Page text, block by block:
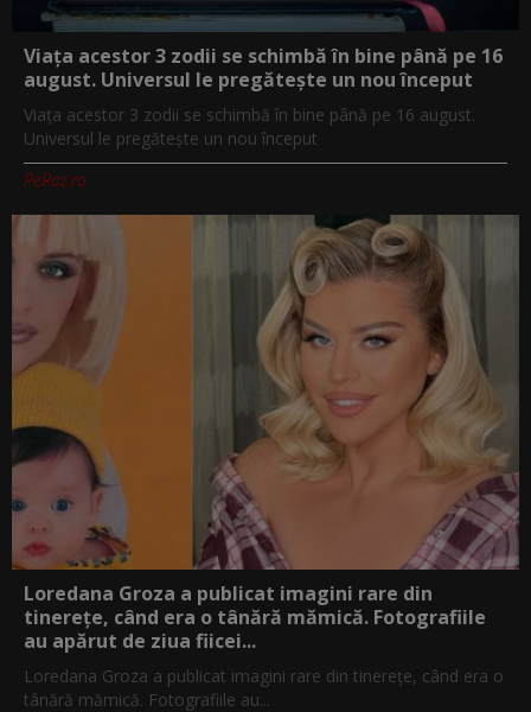
Viața acestor 3 zodii se schimbă în bine până pe 16
august. Universul le pregătește un nou început
Viața acestor 3 zodii se schimbă în bine până pe 16 august.
Universul le pregătește un nou început
PeRoz.ro
Loredana Groza a publicat imagini rare din
tinerețe, când era o tânără mămică. Fotografiile
au apărut de ziua fiicei...
Loredana Groza a publicat imagini rare din tinerețe, când era o
tânără mămică. Fotografiile au...